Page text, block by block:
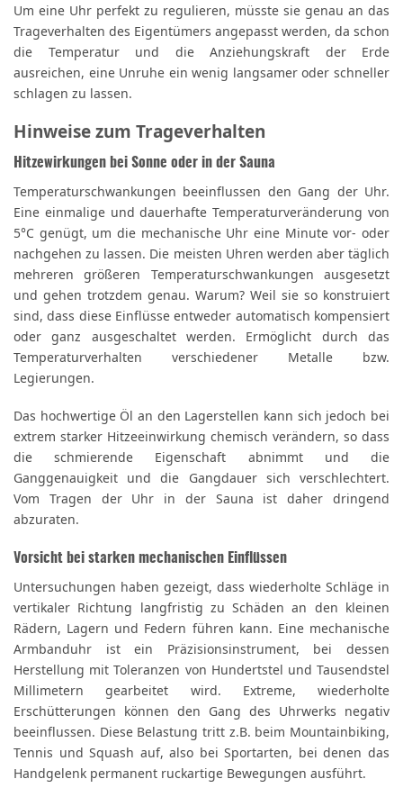
Um eine Uhr perfekt zu regulieren, müsste sie genau an das
Trageverhalten des Eigentümers angepasst werden, da schon
die Temperatur und die Anziehungskraft der Erde
ausreichen, eine Unruhe ein wenig langsamer oder schneller
schlagen zu lassen.
Hinweise zum Trageverhalten
Hitzewirkungen bei Sonne oder in der Sauna
Temperaturschwankungen beeinflussen den Gang der Uhr.
Eine einmalige und dauerhafte Temperaturveränderung von
5°C genügt, um die mechanische Uhr eine Minute vor- oder
nachgehen zu lassen. Die meisten Uhren werden aber täglich
mehreren größeren Temperaturschwankungen ausgesetzt
und gehen trotzdem genau. Warum? Weil sie so konstruiert
sind, dass diese Einflüsse entweder automatisch kompensiert
oder ganz ausgeschaltet werden. Ermöglicht durch das
Temperaturverhalten verschiedener Metalle bzw.
Legierungen.
Das hochwertige Öl an den Lagerstellen kann sich jedoch bei
extrem starker Hitzeeinwirkung chemisch verändern, so dass
die schmierende Eigenschaft abnimmt und die
Ganggenauigkeit und die Gangdauer sich verschlechtert.
Vom Tragen der Uhr in der Sauna ist daher dringend
abzuraten.
Vorsicht bei starken mechanischen Einflüssen
Untersuchungen haben gezeigt, dass wiederholte Schläge in
vertikaler Richtung langfristig zu Schäden an den kleinen
Rädern, Lagern und Federn führen kann. Eine mechanische
Armbanduhr ist ein Präzisionsinstrument, bei dessen
Herstellung mit Toleranzen von Hundertstel und Tausendstel
Millimetern gearbeitet wird. Extreme, wiederholte
Erschütterungen können den Gang des Uhrwerks negativ
beeinflussen. Diese Belastung tritt z.B. beim Mountainbiking,
Tennis und Squash auf, also bei Sportarten, bei denen das
Handgelenk permanent ruckartige Bewegungen ausführt.